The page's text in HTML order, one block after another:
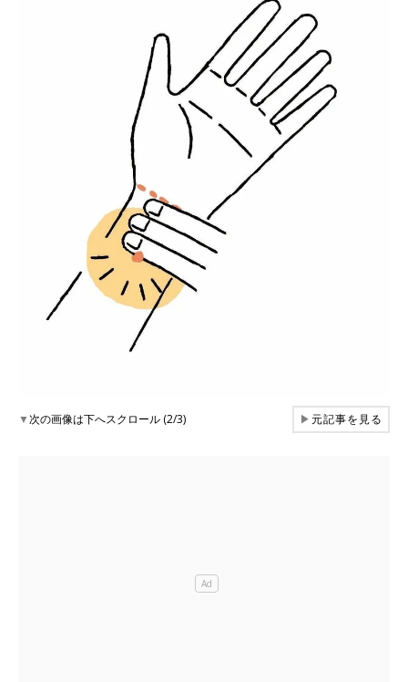
▼次の画像は下へスクロール (2/3) ▶元記事を見る